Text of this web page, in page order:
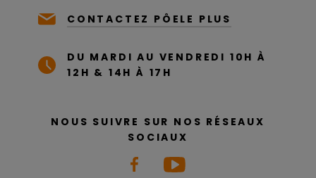
CONTACTEZ PÔELE PLUS
DU MARDI AU VENDREDI 10H À
12H & 14H À 17H
NOUS SUIVRE SUR NOS RÉSEAUX
SOCIAUX